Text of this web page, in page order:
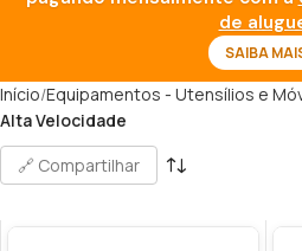
Início Equipamentos - Utensílios e
Alta Velocidade
🔗 Compartilhar
de
SAIBA